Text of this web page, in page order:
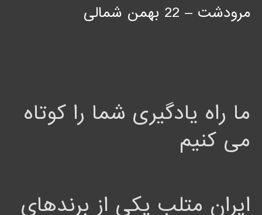
مرودشت – 22 بهمن شمالی
ما راه یادگیری شما را کوتاه
می کنیم
ایران متلب یکی از برندهای